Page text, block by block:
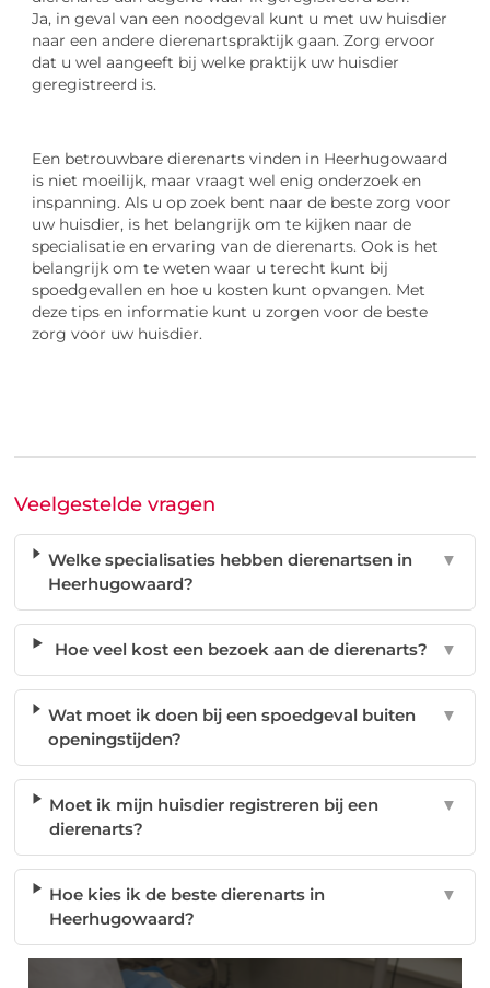
Ja, in geval van een noodgeval kunt u met uw huisdier
naar een andere dierenartspraktijk gaan. Zorg ervoor
dat u wel aangeeft bij welke praktijk uw huisdier
geregistreerd is.
Een betrouwbare dierenarts vinden in Heerhugowaard
is niet moeilijk, maar vraagt wel enig onderzoek en
inspanning. Als u op zoek bent naar de beste zorg voor
uw huisdier, is het belangrijk om te kijken naar de
specialisatie en ervaring van de dierenarts. Ook is het
belangrijk om te weten waar u terecht kunt bij
spoedgevallen en hoe u kosten kunt opvangen. Met
deze tips en informatie kunt u zorgen voor de beste
zorg voor uw huisdier.
Veelgestelde vragen
Welke specialisaties hebben dierenartsen in
Heerhugowaard?
▼
Hoe veel kost een bezoek aan de dierenarts? ▼
Wat moet ik doen bij een spoedgeval buiten
openingstijden?
▼
Moet ik mijn huisdier registreren bij een
dierenarts?
▼
Hoe kies ik de beste dierenarts in
Heerhugowaard?
▼